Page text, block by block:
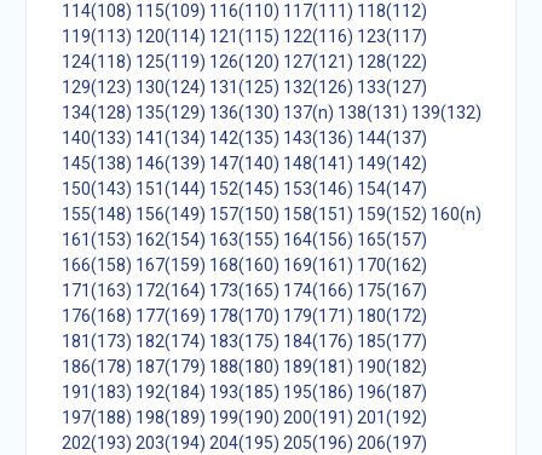
114(108) 115(109) 116(110) 117(111) 118(112)
119(113) 120(114) 121(115) 122(116) 123(117)
124(118) 125(119) 126(120) 127(121) 128(122)
129(123) 130(124) 131(125) 132(126) 133(127)
134(128) 135(129) 136(130) 137(n) 138(131) 139(132)
140(133) 141(134) 142(135) 143(136) 144(137)
145(138) 146(139) 147(140) 148(141) 149(142)
150(143) 151(144) 152(145) 153(146) 154(147)
155(148) 156(149) 157(150) 158(151) 159(152) 160(n)
161(153) 162(154) 163(155) 164(156) 165(157)
166(158) 167(159) 168(160) 169(161) 170(162)
171(163) 172(164) 173(165) 174(166) 175(167)
176(168) 177(169) 178(170) 179(171) 180(172)
181(173) 182(174) 183(175) 184(176) 185(177)
186(178) 187(179) 188(180) 189(181) 190(182)
191(183) 192(184) 193(185) 195(186) 196(187)
197(188) 198(189) 199(190) 200(191) 201(192)
202(193) 203(194) 204(195) 205(196) 206(197)